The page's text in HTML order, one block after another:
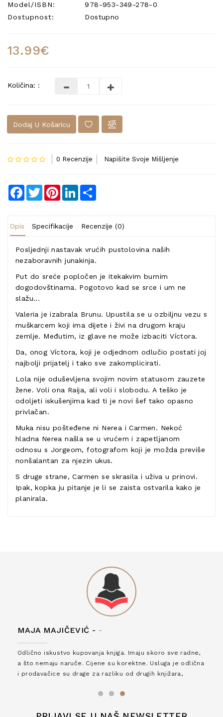
Model/ISBN:
978-953-349-278-0
Dostupnost:
Dostupno
13.99€
Količina: :
Dodaj U Košaricu
0 Recenzije Napišite Svoje Mišljenje
Facebook
TwitterPinterestLinkedIn
Opis Specifikacije Recenzije (0)
Posljednji nastavak vrućih pustolovina naših
nezaboravnih junakinja.
Put do sreće popločen je itekakvim burnim
dogodovštinama. Pogotovo kad se srce i um ne
slažu...
Valeria je izabrala Brunu. Upustila se u ozbiljnu vezu s
muškarcem koji ima dijete i živi na drugom kraju
zemlje. Međutim, iz glave ne može izbaciti Víctora.
Da, onog Víctora, koji je odjednom odlučio postati joj
najbolji prijatelj i tako sve zakomplicirati.
Lola nije oduševljena svojim novim statusom zauzete
žene. Voli ona Raija, ali voli i slobodu. A teško je
odoljeti iskušenjima kad ti je novi šef tako opasno
privlačan.
Muka nisu pošteđene ni Nerea i Carmen. Nekoć
hladna Nerea našla se u vrućem i zapetljanom
odnosu s Jorgeom, fotografom koji je možda previše
nonšalantan za njezin ukus.
S druge strane, Carmen se skrasila i uživa u prinovi.
Ipak, kopka ju pitanje je li se zaista ostvarila kako je
planirala.
MAJA MAJIČEVIĆ - -
Odlično iskustvo kupovanja knjiga. Imaju skoro sve radne,
a što nemaju naruče. Cijene su korektne. Usluga je odlična
i prodavačice su drage za razliku od drugih knjižara,